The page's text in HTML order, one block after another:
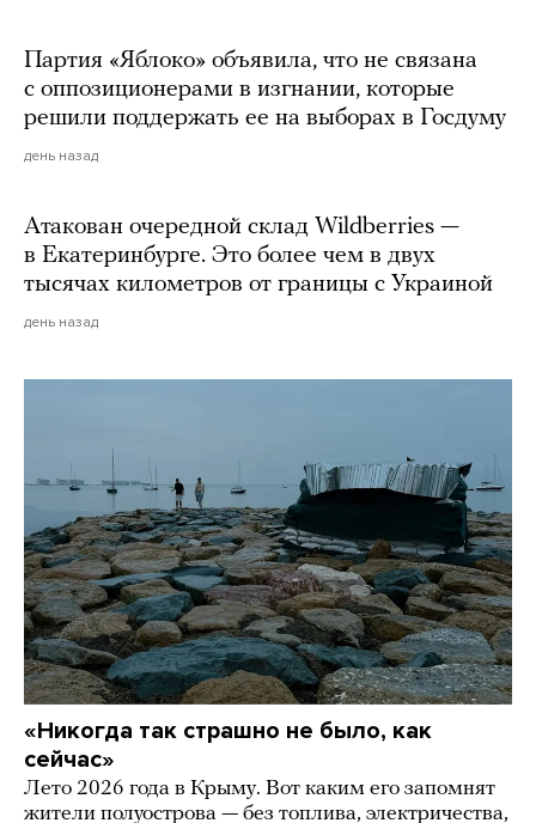
Партия «Яблоко» объявила, что не связана
с оппозиционерами в изгнании, которые
решили поддержать ее на выборах в Госдуму
день назад
Атакован очередной склад Wildberries —
в Екатеринбурге. Это более чем в двух
тысячах километров от границы с Украиной
день назад
«Никогда так страшно не было, как
сейчас»
Лето 2026 года в Крыму. Вот каким его запомнят
жители полуострова — без топлива, электричества,